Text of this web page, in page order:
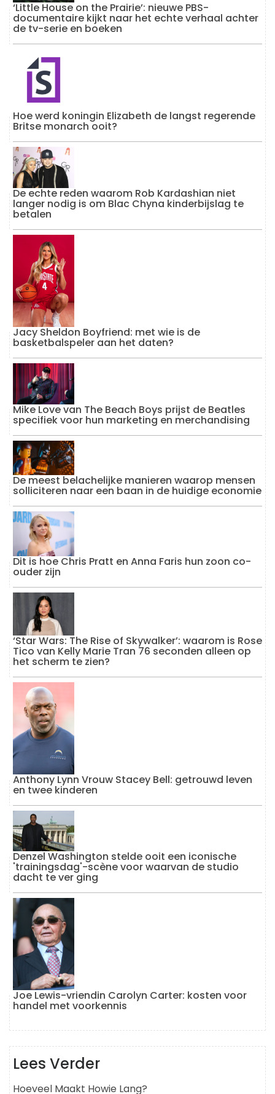
‘Little House on the Prairie’: nieuwe PBS-
documentaire kijkt naar het echte verhaal achter
de tv-serie en boeken
Hoe werd koningin Elizabeth de langst regerende
Britse monarch ooit?
De echte reden waarom Rob Kardashian niet
langer nodig is om Blac Chyna kinderbijslag te
betalen
Jacy Sheldon Boyfriend: met wie is de
basketbalspeler aan het daten?
Mike Love van The Beach Boys prijst de Beatles
specifiek voor hun marketing en merchandising
De meest belachelijke manieren waarop mensen
solliciteren naar een baan in de huidige economie
Dit is hoe Chris Pratt en Anna Faris hun zoon co-
ouder zijn
‘Star Wars: The Rise of Skywalker’: waarom is Rose
Tico van Kelly Marie Tran 76 seconden alleen op
het scherm te zien?
Anthony Lynn Vrouw Stacey Bell: getrouwd leven
en twee kinderen
Denzel Washington stelde ooit een iconische
'trainingsdag'-scène voor waarvan de studio
dacht te ver ging
Joe Lewis-vriendin Carolyn Carter: kosten voor
handel met voorkennis
Lees Verder
Hoeveel Maakt Howie Lang?